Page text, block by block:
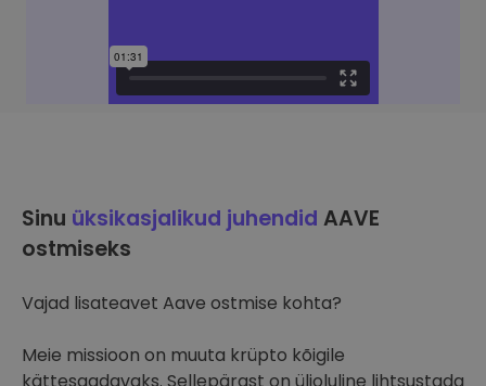
Sinu üksikasjalikud juhendid AAVE
ostmiseks
Vajad lisateavet Aave ostmise kohta?
Meie missioon on muuta krüpto kõigile